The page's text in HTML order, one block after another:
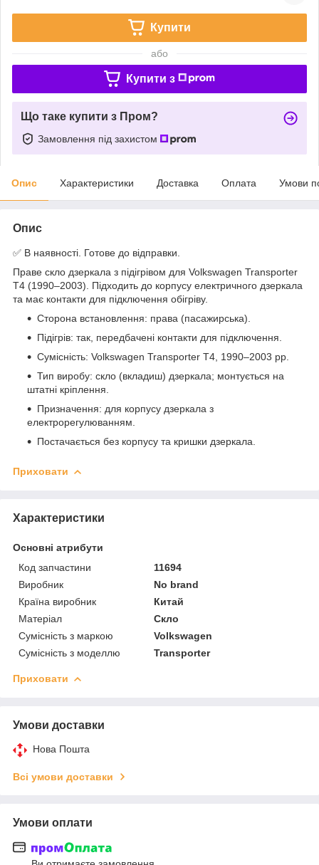
Купити
або
Купити з
Що таке купити з Пром?
Замовлення під захистом
Опис Характеристики Доставка Оплата Умови
Опис
✅ В наявності. Готове до відправки.
Праве скло дзеркала з підігрівом для Volkswagen Transporter
T4 (1990–2003). Підходить до корпусу електричного дзеркала
та має контакти для підключення обігріву.
Сторона встановлення: права (пасажирська).
Підігрів: так, передбачені контакти для підключення.
Сумісність: Volkswagen Transporter T4, 1990–2003 рр.
Тип виробу: скло (вкладиш) дзеркала; монтується на
штатні кріплення.
Призначення: для корпусу дзеркала з
електрорегулюванням.
Постачається без корпусу та кришки дзеркала.
Приховати
Характеристики
Основні атрибути
Код запчастини
11694
Виробник
No brand
Країна виробник
Китай
Матеріал
Скло
Сумісність з маркою
Volkswagen
Сумісність з моделлю
Transporter
Приховати
Умови доставки
Нова Пошта
Всі умови доставки
Умови оплати